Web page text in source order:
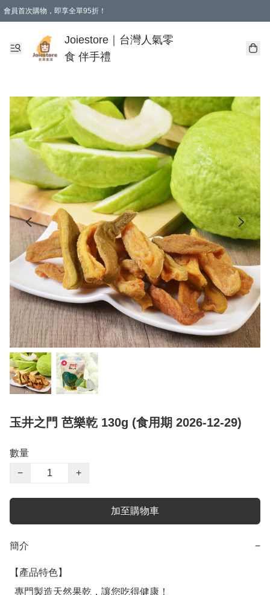
會員首次購物，即享全單95折！
購物滿 HKD 350.00即享免運費優惠！（適用於 本地送貨、本地取貨 )
Joiestore｜台灣人氣零
食 伴手禮
玉井之門 芭樂乾 130g (食用期 2026-12-29)
數量
−
+
加至購物車
簡介 −
【產品特色】